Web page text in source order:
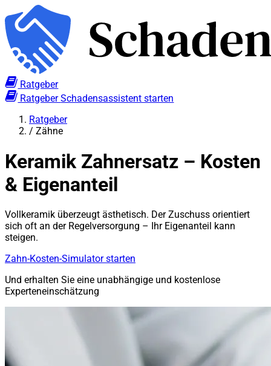
Ratgeber
RatgeberSchadensassistent starten
Ratgeber
/ Zähne
Keramik Zahnersatz – Kosten
& Eigenanteil
Vollkeramik überzeugt ästhetisch. Der Zuschuss orientiert
sich oft an der Regelversorgung – Ihr Eigenanteil kann
steigen.
Zahn-Kosten-Simulator starten
Und erhalten Sie eine unabhängige und kostenlose
Experteneinschätzung